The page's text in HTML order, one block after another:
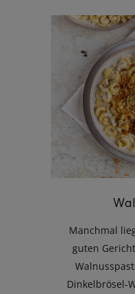
Manchmal
guten
Dinkelbrösel-